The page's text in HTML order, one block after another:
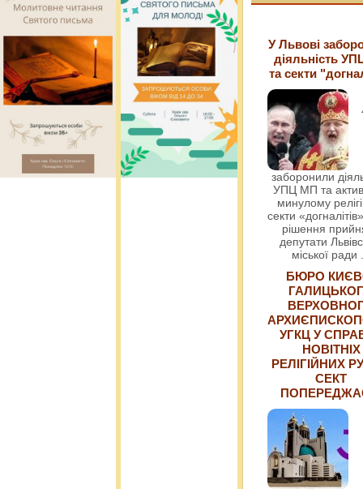
У Львові
діяльність
та секти
заборонили
УПЦ МП та
минулому
секти
рішення
депутати
міської ради
БЮРО
УГКЦ У
НОВІТНІХ
РЕЛІГІЙНИХ
СЕКТ